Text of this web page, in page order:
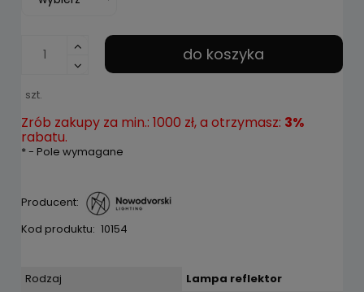
szt.
do koszyka
Zrób zakupy za min.: 1000 zł, a otrzymasz: 3%
rabatu.
*- Pole wymagane
Producent:
Kod produktu: 10154
Rodzaj
Lampa reflektor